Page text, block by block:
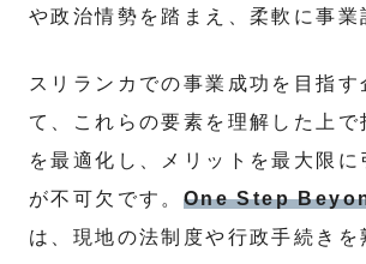
や政治情勢を踏まえ、柔軟に事業
スリランカでの事業成功を目指す
て、これらの要素を理解した上で
を最適化し、メリットを最大限に
が不可欠です。 One Step
は、現地の法制度や行政手続きを